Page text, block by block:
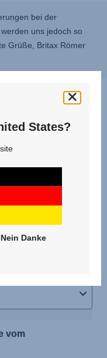
bei der
uns jedoch so
Grüße, Britax Römer
States?
Nein Danke